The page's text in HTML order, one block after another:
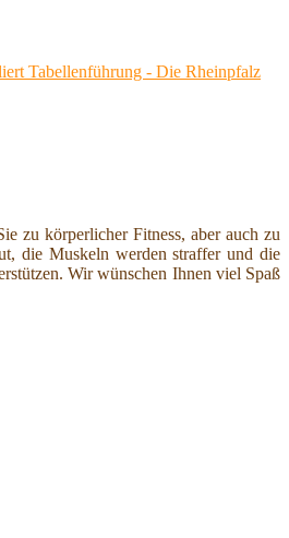
Ta­bel­len­füh­rung - Die Rheinpfalz
zu körperlicher Fitness, aber auch zu
die Muskeln werden straffer und die
Wir wünschen Ihnen viel Spaß